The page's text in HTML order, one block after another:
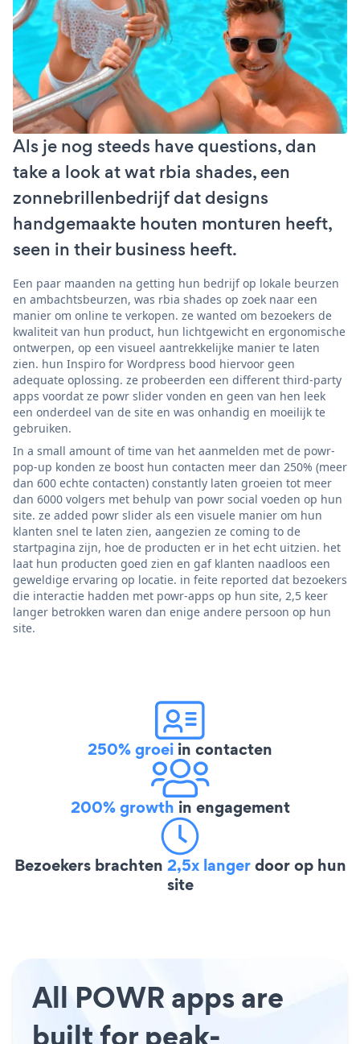
Als je nog steeds have questions, dan
take a look at wat rbia shades, een
zonnebrillenbedrijf dat designs
handgemaakte houten monturen heeft,
seen in their business heeft.
Een paar maanden na getting hun bedrijf op lokale beurzen
en ambachtsbeurzen, was rbia shades op zoek naar een
manier om online te verkopen. ze wanted om bezoekers de
kwaliteit van hun product, hun lichtgewicht en ergonomische
ontwerpen, op een visueel aantrekkelijke manier te laten
zien. hun Inspiro for Wordpress bood hiervoor geen
adequate oplossing. ze probeerden een different third-party
apps voordat ze powr slider vonden en geen van hen leek
een onderdeel van de site en was onhandig en moeilijk te
gebruiken.
In a small amount of time van het aanmelden met de powr-
pop-up konden ze boost hun contacten meer dan 250% (meer
dan 600 echte contacten) constantly laten groeien tot meer
dan 6000 volgers met behulp van powr social voeden op hun
site. ze added powr slider als een visuele manier om hun
klanten snel te laten zien, aangezien ze coming to de
startpagina zijn, hoe de producten er in het echt uitzien. het
laat hun producten goed zien en gaf klanten naadloos een
geweldige ervaring op locatie. in feite reported dat bezoekers
die interactie hadden met powr-apps op hun site, 2,5 keer
langer betrokken waren dan enige andere persoon op hun
site.
250% groei in contacten
200% growth in engagement
Bezoekers brachten 2,5x langerdoor op hun
site
All POWR apps are
built for peak-